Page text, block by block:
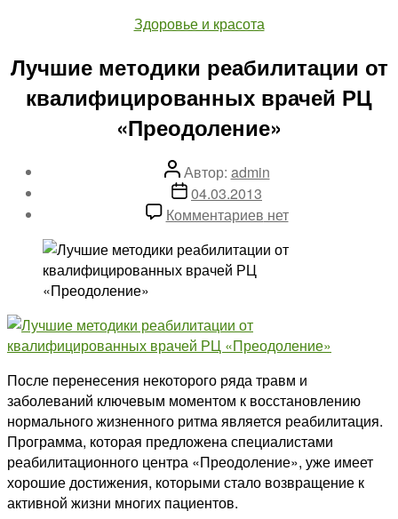
Рубрики
Здоровье и красота
Лучшие методики реабилитации от
квалифицированных врачей РЦ
«Преодоление»
Автор
записи
Автор: admin
Дата
записи
04.03.2013
Комментариевк
Лучшие
врачей
РЦ
«Преодоление»
нет
После перенесения некоторого ряда травм и
заболеваний ключевым моментом к восстановлению
нормального жизненного ритма является реабилитация.
Программа, которая предложена специалистами
реабилитационного центра «Преодоление», уже имеет
хорошие достижения, которыми стало возвращение к
активной жизни многих пациентов.